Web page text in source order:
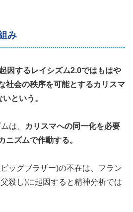
み
因するレイシズム2.0ではもはや
社会の秩序を可能とするカリスマ
という。
は、
カリスマへの同一化を必要
ニズムで作動する。
ッグブラザー)の不在は、フラン
殺し)に起因すると精神分析では